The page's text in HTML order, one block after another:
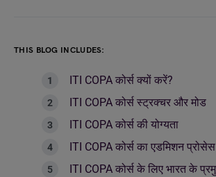
THIS BLOG INCLUDES:
ITI COPA कोर्स क्यों करें?
ITI COPA कोर्स स्ट्रक्चर और मोड
ITI COPA कोर्स की योग्यता
ITI COPA कोर्स का एडमिशन प्रोसेस
ITI COPA कोर्स के लिए भारत के